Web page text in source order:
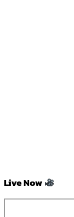
Live Now